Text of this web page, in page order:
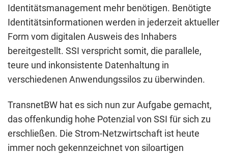
Identitätsmanagement mehr benötigen. Benötigte
Identitätsinformationen werden in jederzeit aktueller
Form vom digitalen Ausweis des Inhabers
bereitgestellt. SSI verspricht somit, die parallele,
teure und inkonsistente Datenhaltung in
verschiedenen Anwendungssilos zu überwinden.
TransnetBW hat es sich nun zur Aufgabe gemacht,
das offenkundig hohe Potenzial von SSI für sich zu
erschließen. Die Strom-Netzwirtschaft ist heute
immer noch gekennzeichnet von siloartigen